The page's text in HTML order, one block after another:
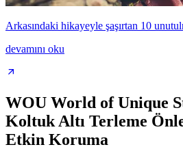
Arkasındaki hikayeyle şaşırtan 10
devamını oku
WOU World of Unique
Koltuk Altı Terleme
Etkin Koruma